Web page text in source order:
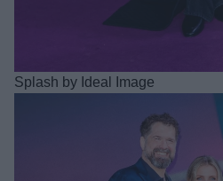
Splash by Ideal Image